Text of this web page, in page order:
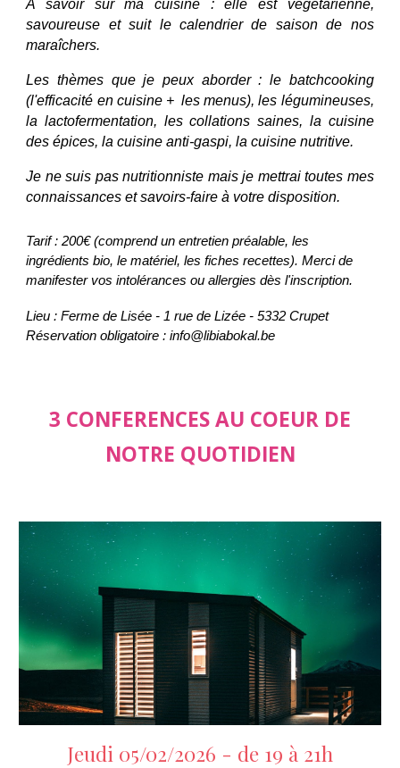
A savoir sur ma cuisine : elle est végétarienne,
savoureuse et suit le calendrier de saison de nos
maraîchers.
Les thèmes que je peux aborder : le batchcooking
(l'efficacité en cuisine + les menus), les légumineuses,
la lactofermentation, les collations saines, la cuisine
des épices, la cuisine anti-gaspi, la cuisine nutritive.
Je ne suis pas nutritionniste mais je mettrai toutes mes
connaissances et savoirs-faire à votre disposition.
Tarif : 200€ (comprend un entretien préalable, les
ingrédients bio, le matériel, les fiches recettes). Merci de
manifester vos intolérances ou allergies dès l'inscription.
Lieu : Ferme de Lisée - 1 rue de Lizée - 5332 Crupet
Réservation obligatoire : info@libiabokal.be
3 CONFERENCESAU COEUR DE
NOTRE QUOTIDIEN
Jeudi 05/02/2026 - de 19 à 21h